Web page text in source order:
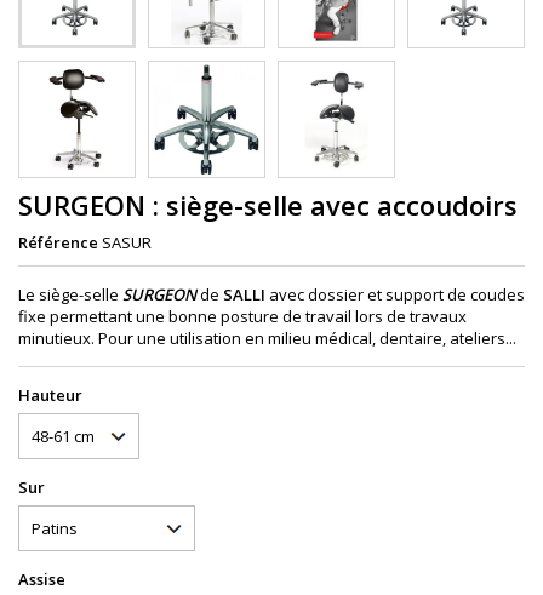
SURGEON : siège-selle avec accoudoirs
Référence SASUR
Le siège-selle SURGEONde SALLI avec dossier et support de coudes
fixe permettant une bonne posture de travail lors de travaux
minutieux. Pour une utilisation en milieu médical, dentaire, ateliers...
Hauteur
Sur
Assise